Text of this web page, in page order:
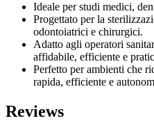
Ideale per studi medici,
Progettato per la
odontoiatrici e chirurgici.
Adatto agli operatori
affidabile, efficiente e
Perfetto per ambienti che
rapida, efficiente e
Reviews